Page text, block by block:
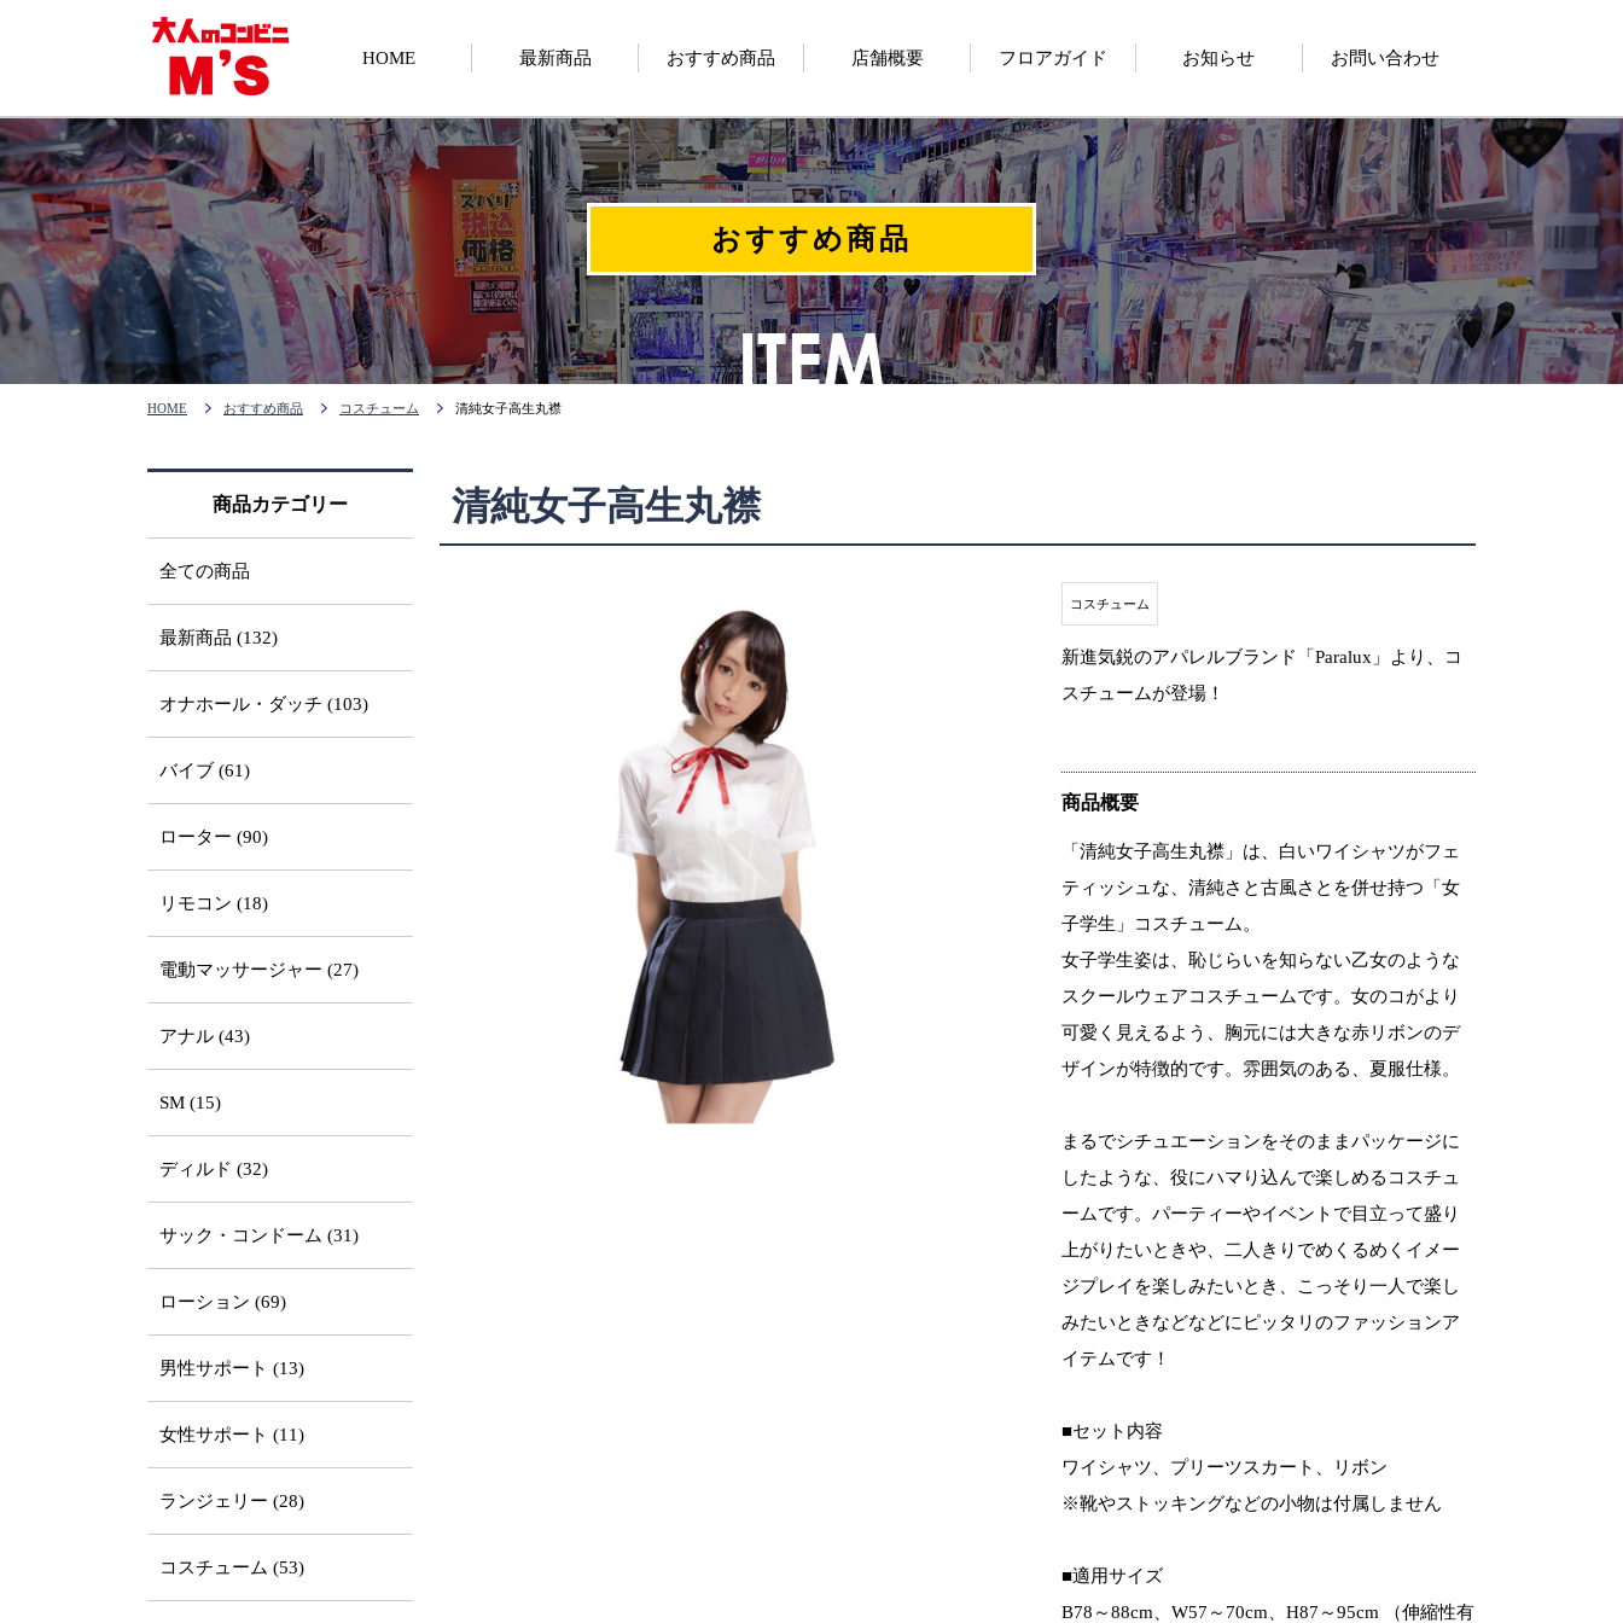
HOME 最新商品 おすすめ商品 店舗概要 フロアガイド お知らせ お問い合わせ
おすすめ商品
HOME おすすめ商品 コスチューム 清純女子高生丸襟
清純女子高生丸襟
コスチューム
新進気鋭のアパレルブランド「Paralux」より、コ
スチュームが登場！
商品概要
「清純女子高生丸襟」は、白いワイシャツがフェ
ティッシュな、清純さと古風さとを併せ持つ「女
子学生」コスチューム。
女子学生姿は、恥じらいを知らない乙女のような
スクールウェアコスチュームです。女のコがより
可愛く見えるよう、胸元には大きな赤リボンのデ
ザインが特徴的です。雰囲気のある、夏服仕様。
まるでシチュエーションをそのままパッケージに
したような、役にハマり込んで楽しめるコスチュ
ームです。パーティーやイベントで目立って盛り
上がりたいときや、二人きりでめくるめくイメー
ジプレイを楽しみたいとき、こっそり一人で楽し
みたいときなどなどにピッタリのファッションア
イテムです！
■セット内容
ワイシャツ、プリーツスカート、リボン
※靴やストッキングなどの小物は付属しません
■適用サイズ
B78～88cm、W57～70cm、H87～95cm （伸縮性有
商品カテゴリー
全ての商品
最新商品 (132)
オナホール・ダッチ (103)
バイブ (61)
ローター (90)
リモコン (18)
電動マッサージャー (27)
アナル (43)
SM (15)
ディルド (32)
サック・コンドーム (31)
ローション (69)
男性サポート (13)
女性サポート (11)
ランジェリー (28)
コスチューム (53)